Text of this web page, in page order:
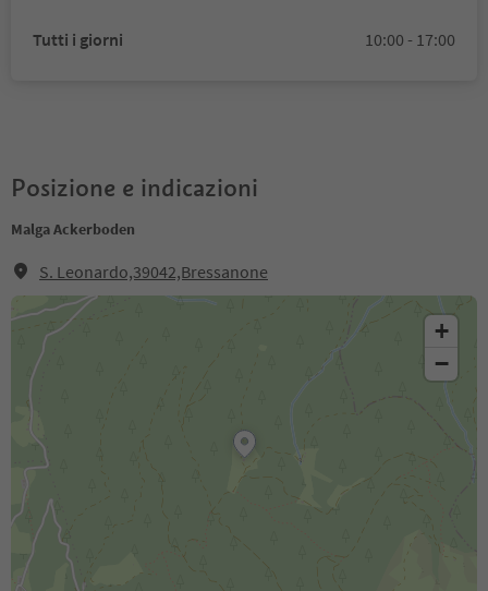
Tutti i giorni 10:00 - 17:00
Posizione e indicazioni
Malga Ackerboden
S. Leonardo,39042,Bressanone
+
−